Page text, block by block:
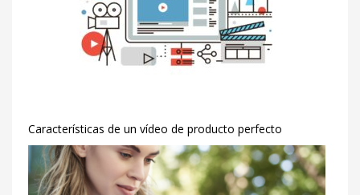
Características de un vídeo de producto perfecto